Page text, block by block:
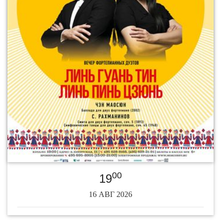
1900
16 АВГ 2026